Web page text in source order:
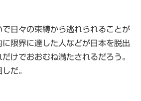
日々の束縛から逃れられることが
に限界に達した人などが日本を脱出
けでおおむね満たされるだろう。
だ。